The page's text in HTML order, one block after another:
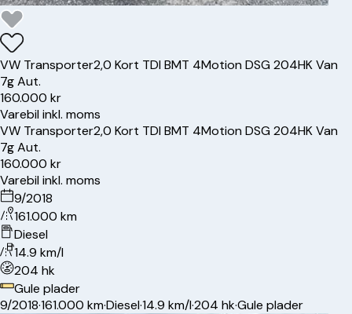
VW Transporter2,0 Kort TDI BMT 4Motion DSG 204HK Van
7g Aut.
160.000 kr
Varebil inkl. moms
VW Transporter2,0 Kort TDI BMT 4Motion DSG 204HK Van
7g Aut.
160.000 kr
Varebil inkl. moms
9/2018
161.000 km
Diesel
14.9 km/l
204 hk
Gule plader
9/2018·161.000 km·Diesel·14.9 km/l·204 hk·Gule plader